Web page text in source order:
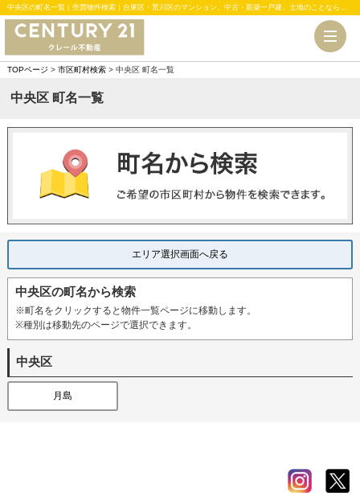
中央区の町名一覧｜売買物件検索｜台東区・荒川区のマンション、中古・新築一戸建、土地のことならセンチュリー21クレール不動産
TOPページ > 市区町村検索> 中央区 町名一覧
中央区 町名一覧
エリア選択画面へ戻る
中央区の町名から検索
※町名をクリックすると物件一覧ページに移動します。
※種別は移動先のページで選択できます。
中央区
月島